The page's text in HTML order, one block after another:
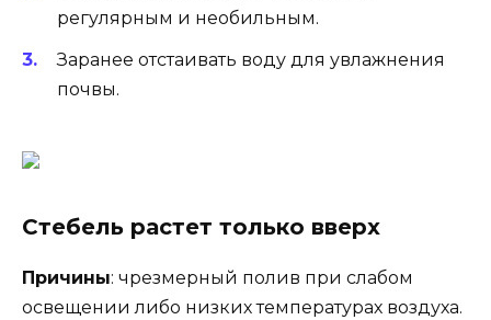
регулярным и необильным.
Заранее отстаивать воду для увлажнения
почвы.
Стебель растет только вверх
Причины: чрезмерный полив при слабом
освещении либо низких температурах воздуха.